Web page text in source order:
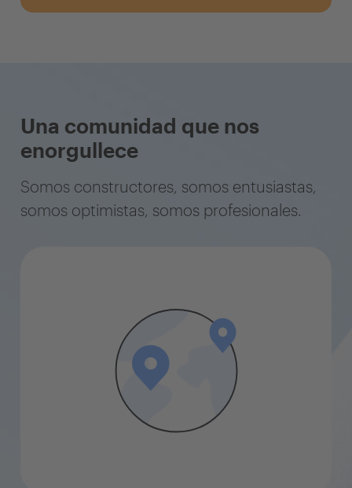
Una comunidad que nos
enorgullece
Somos constructores, somos entusiastas,
somos optimistas, somos profesionales.